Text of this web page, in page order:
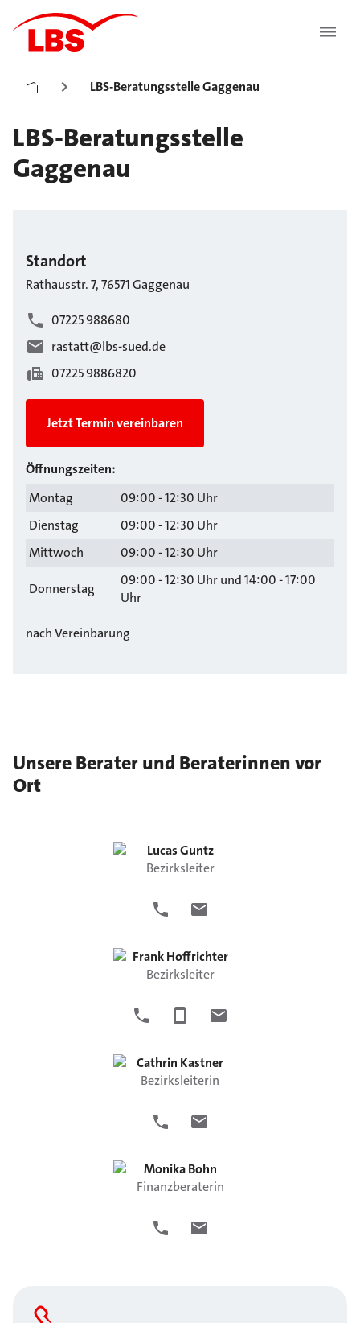
LBS-Beratungsstelle Gaggenau
LBS-Beratungsstelle
Gaggenau
Standort
Rathausstr.7,76571Gaggenau
07225 988680
rastatt@lbs-sued.de
07225 9886820
Jetzt Termin vereinbaren
Öffnungszeiten:
Montag
09:00 - 12:30 Uhr
Dienstag
09:00 - 12:30 Uhr
Mittwoch
09:00 - 12:30 Uhr
Donnerstag
09:00 - 12:30 Uhr und 14:00 - 17:00
Uhr
nach Vereinbarung
Unsere Berater und Beraterinnen vor
Ort
LucasGuntz
Bezirksleiter
Frank Hoffrichter
Bezirksleiter
Cathrin Kastner
Bezirksleiterin
Monika Bohn
Finanzberaterin